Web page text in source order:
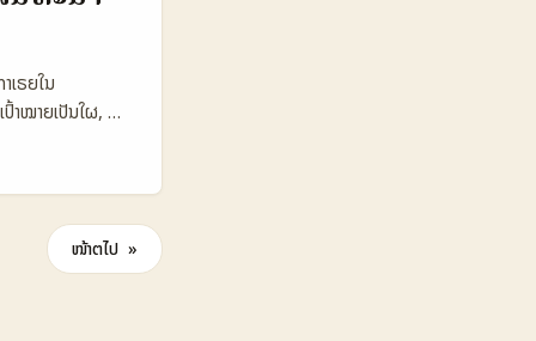
Global)
related)
24–72 ຊົ່ວໂມງ
risk
ຕາຕະລາງນີ້
ຈະເສຍຄ່າສູງກວ່າ
ເຣຍໃນ
ໝາຍເປັນໃຜ, ທຳ
ມີປຽບທຽບ
ອງ). ສະເຫຼີມ
— IP ແລະກົດ
ບໍ່ພຽງແຕ່ການໜ້າຕໍ່ໄປ »